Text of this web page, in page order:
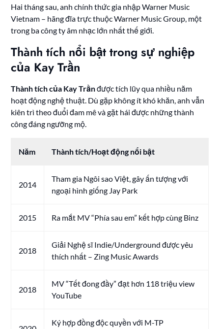
Hai tháng sau, anh chính thức gia nhập Warner Music
Vietnam – hãng đĩa trực thuộc Warner Music Group, một
trong ba công ty âm nhạc lớn nhất thế giới.
Thành tích nổi bật trong sự nghiệp
của Kay Trần
Thành tích của Kay Trầnđược tích lũy qua nhiều năm
hoạt động nghệ thuật. Dù gặp không ít khó khăn, anh vẫn
kiên trì theo đuổi đam mê và gặt hái được những thành
công đáng ngưỡng mộ.
Năm Thành tích/Hoạt động nổi bật
2014
Tham gia Ngôi sao Việt, gây ấn tượng với
ngoại hình giống Jay Park
2015 Ra mắt MV “Phía sau em” kết hợp cùng Binz
2018
Giải Nghệ sĩ Indie/Underground được yêu
thích nhất – Zing Music Awards
2018
MV “Tết đong đầy” đạt hơn 118 triệu view
YouTube
Ký hợp đồng độc quyền với M-TP